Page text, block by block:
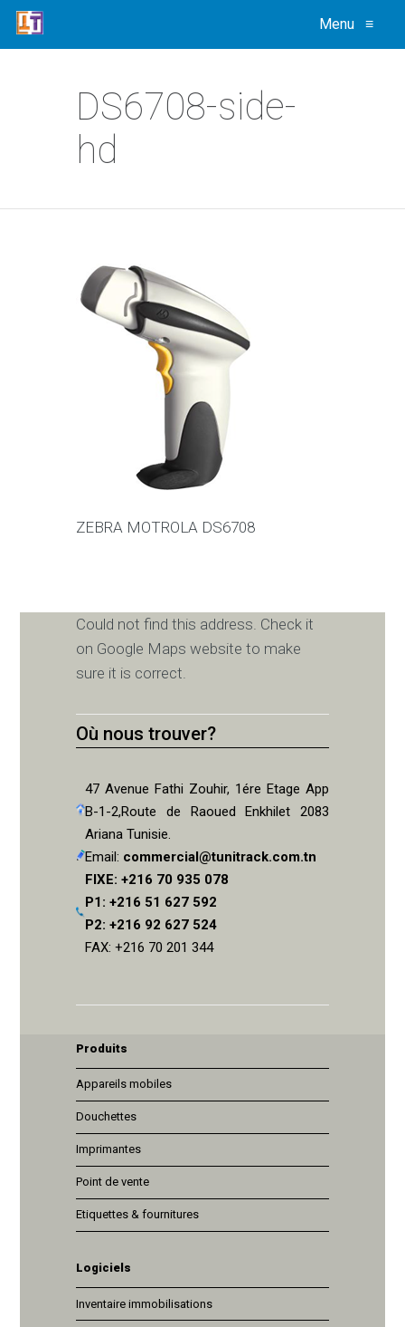
Menu ≡
DS6708-side-
hd
ZEBRA MOTROLA DS6708
Could not find this address. Check it
on Google Maps website to make
sure it is correct.
Où nous trouver?
47 Avenue Fathi Zouhir, 1ére Etage App
B-1-2,Route de Raoued Enkhilet 2083
Ariana Tunisie.
Email: commercial@tunitrack.com.tn
FIXE: +216 70 935 078
P1: +216 51 627 592
P2: +216 92 627 524
FAX: +216 70 201 344
Produits
Appareils mobiles
Douchettes
Imprimantes
Point de vente
Etiquettes & fournitures
Logiciels
Inventaire immobilisations